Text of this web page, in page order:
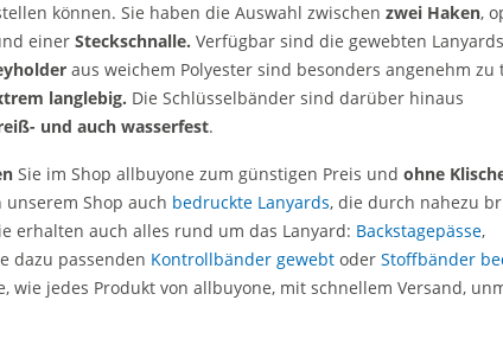
können. Sie haben die Auswahl zwischen zwei Haken,
einer Steckschnalle. Verfügbar sind die gewebten
aus weichem Polyester sind besonders angenehm zu
langlebig. Die Schlüsselbänder sind darüber hinaus
und auch wasserfest.
Sie im Shop allbuyone zum günstigen Preis und ohne
Shop auch bedruckte Lanyards, die durch nahezu
erhalten auch alles rund um das Lanyard: Backstagepässe,
dazu passenden Kontrollbänder gewebt oder Stoffbänder
wie jedes Produkt von allbuyone, mit schnellem Versand,